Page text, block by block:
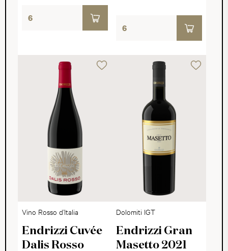
Vino Rosso d’Italia
Endrizzi Cuvée
Dalis Rosso
Dolomiti IGT
Endrizzi Gran
Masetto 2021